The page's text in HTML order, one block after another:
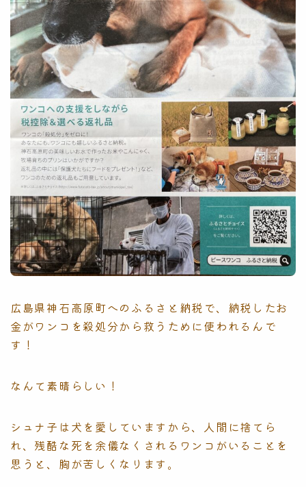
広島県神石高原町へのふるさと納税で、納税したお
金がワンコを殺処分から救うために使われるんで
す！
なんて素晴らしい！
シュナ子は犬を愛していますから、人間に捨てら
れ、残酷な死を余儀なくされるワンコがいることを
思うと、胸が苦しくなります。